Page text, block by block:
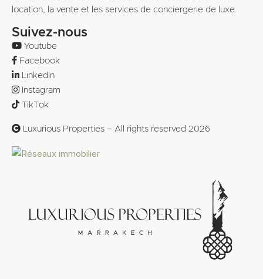
location, la vente et les services de conciergerie de luxe.
Suivez-nous
Youtube
Facebook
LinkedIn
Instagram
TikTok
Luxurious Properties – All rights reserved 2026